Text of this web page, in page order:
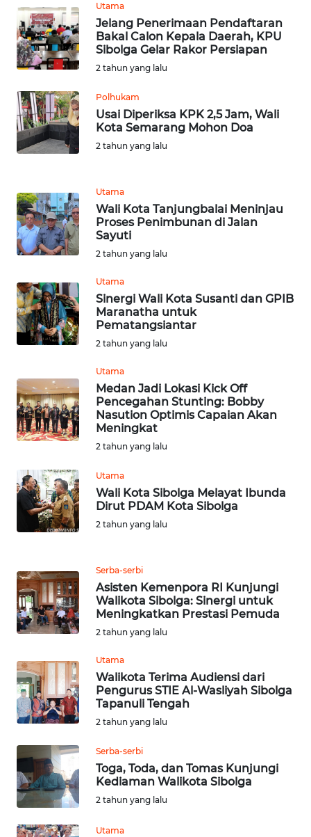
Utama
Jelang Penerimaan Pendaftaran
Bakal Calon Kepala Daerah, KPU
Sibolga Gelar Rakor Persiapan
2 tahun yang lalu
Polhukam
Usai Diperiksa KPK 2,5 Jam, Wali
Kota Semarang Mohon Doa
2 tahun yang lalu
Utama
Wali Kota Tanjungbalai Meninjau
Proses Penimbunan di Jalan
Sayuti
2 tahun yang lalu
Utama
Sinergi Wali Kota Susanti dan GPIB
Maranatha untuk
Pematangsiantar
2 tahun yang lalu
Utama
Medan Jadi Lokasi Kick Off
Pencegahan Stunting: Bobby
Nasution Optimis Capaian Akan
Meningkat
2 tahun yang lalu
Utama
Wali Kota Sibolga Melayat Ibunda
Dirut PDAM Kota Sibolga
2 tahun yang lalu
Serba-serbi
Asisten Kemenpora RI Kunjungi
Walikota Sibolga: Sinergi untuk
Meningkatkan Prestasi Pemuda
2 tahun yang lalu
Utama
Walikota Terima Audiensi dari
Pengurus STIE Al-Wasliyah Sibolga
Tapanuli Tengah
2 tahun yang lalu
Serba-serbi
Toga, Toda, dan Tomas Kunjungi
Kediaman Walikota Sibolga
2 tahun yang lalu
Utama
WN
JAKARTA
WN
WN
BANTEN
WN
KEPRI
PAPUA
WN
PAPUA
WN
RIAU
WN
WN
JAMBI
WN
NTB
SULTENG
WN
SULBAR
BABEL
WN